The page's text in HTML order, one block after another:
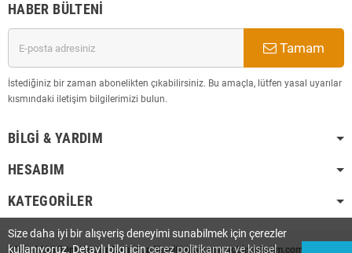
HABER BÜLTENI
Tamam
İstediğiniz bir zaman abonelikten çıkabilirsiniz. Bu amaçla, lütfen yasal uyarılar
kısmındaki iletişim bilgilerimizi bulun.
BILGI & YARDIM
HESABIM
KATEGORILER
2008-2025 Tüm Hakları Saklı Olup Tescilli Markadır. hobimarketim.com
Size daha iyi bir alışveriş deneyimi sunabilmek için çerezler
kullanıyoruz. Detaylı bilgi içinçerez politikamızı ve kişisel